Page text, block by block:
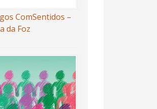
ComSentidos –
da Foz